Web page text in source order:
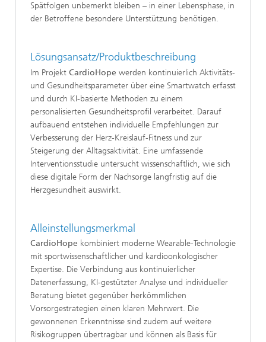
Spätfolgen unbemerkt bleiben – in einer Lebensphase, in
der Betroffene besondere Unterstützung benötigen.
Lösungsansatz/Produktbeschreibung
Im Projekt CardioHope werden kontinuierlich Aktivitäts-
und Gesundheitsparameter über eine Smartwatch erfasst
und durch KI-basierte Methoden zu einem
personalisierten Gesundheitsprofil verarbeitet. Darauf
aufbauend entstehen individuelle Empfehlungen zur
Verbesserung der Herz-Kreislauf-Fitness und zur
Steigerung der Alltagsaktivität. Eine umfassende
Interventionsstudie untersucht wissenschaftlich, wie sich
diese digitale Form der Nachsorge langfristig auf die
Herzgesundheit auswirkt.
Alleinstellungsmerkmal
CardioHope kombiniert moderne Wearable-Technologie
mit sportwissenschaftlicher und kardioonkologischer
Expertise. Die Verbindung aus kontinuierlicher
Datenerfassung, KI-gestützter Analyse und individueller
Beratung bietet gegenüber herkömmlichen
Vorsorgestrategien einen klaren Mehrwert. Die
gewonnenen Erkenntnisse sind zudem auf weitere
Risikogruppen übertragbar und können als Basis für